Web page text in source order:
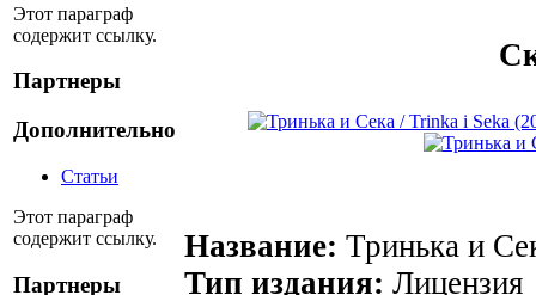
Этот параграф
содержит ссылку.
Партнеры
Дополнительно
Статьи
Этот параграф
содержит ссылку.
Партнеры
Название: Тринька и
Тип издания: Лицензия